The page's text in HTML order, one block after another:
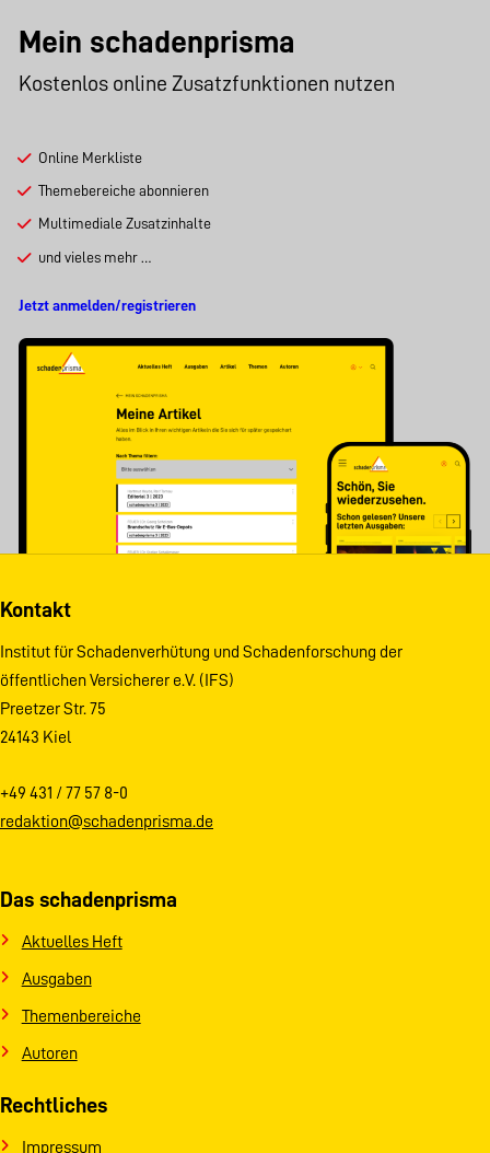
Mein schadenprisma
Kostenlos online Zusatzfunktionen nutzen
Online Merkliste
Themebereiche abonnieren
Multimediale Zusatzinhalte
und vieles mehr …
Jetzt anmelden/registrieren
Kontakt
Institut für Schadenverhütung und Schadenforschung der
öffentlichen Versicherer e.V. (IFS)
Preetzer Str. 75
24143 Kiel
+49 431 / 77 57 8-0
redaktion@schadenprisma.de
Das schadenprisma
Aktuelles Heft
Ausgaben
Themenbereiche
Autoren
Rechtliches
Impressum